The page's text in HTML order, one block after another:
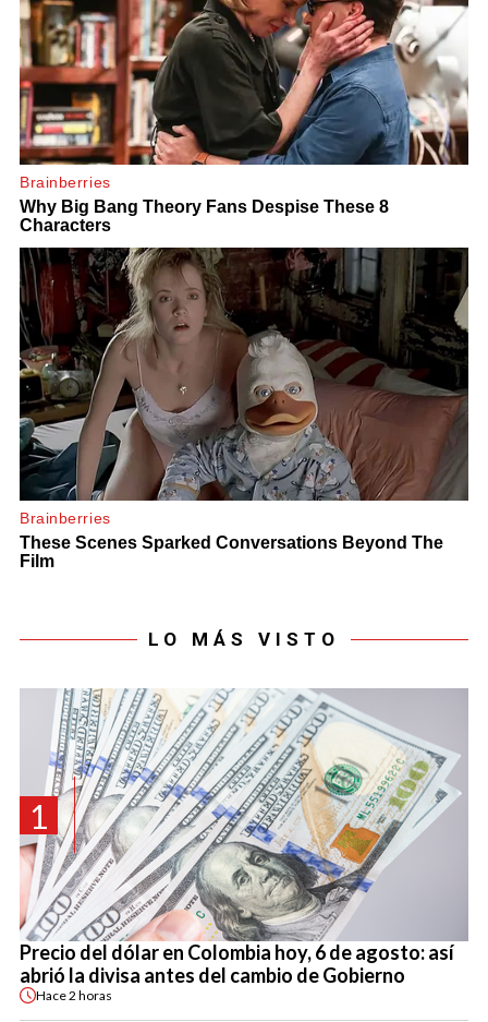
LO MÁS VISTO
1
Precio del dólar en Colombia hoy, 6 de agosto: así
abrió la divisa antes del cambio de Gobierno
Hace2 horas